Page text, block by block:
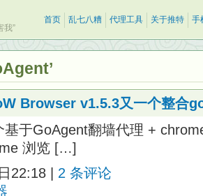
我”
首页 乱七八糟 代理工具 关于推特 手
Browser v1.5.3又一个整合
基于GoAgent翻墙代理 +
浏览 […]
22:18 | 2 条评论